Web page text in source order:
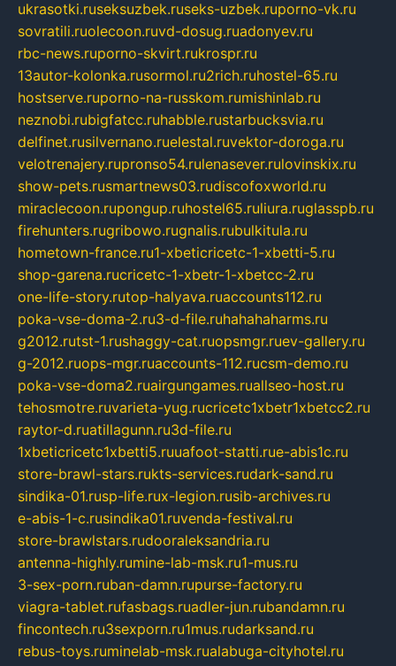
ukrasotki.ruseksuzbek.ruseks-uzbek.ruporno-vk.ru
sovratili.ruolecoon.ruvd-dosug.ruadonyev.ru
rbc-news.ruporno-skvirt.rukrospr.ru
13autor-kolonka.rusormol.ru2rich.ruhostel-65.ru
hostserve.ruporno-na-russkom.rumishinlab.ru
neznobi.rubigfatcc.ruhabble.rustarbucksvia.ru
delfinet.rusilvernano.ruelestal.ruvektor-doroga.ru
velotrenajery.rupronso54.rulenasever.rulovinskix.ru
show-pets.rusmartnews03.rudiscofoxworld.ru
miraclecoon.rupongup.ruhostel65.ruliura.ruglasspb.ru
firehunters.rugribowo.rugnalis.rubulkitula.ru
hometown-france.ru1-xbeticricetc-1-xbetti-5.ru
shop-garena.rucricetc-1-xbetr-1-xbetcc-2.ru
one-life-story.rutop-halyava.ruaccounts112.ru
poka-vse-doma-2.ru3-d-file.ruhahahaharms.ru
g2012.rutst-1.rushaggy-cat.ruopsmgr.ruev-gallery.ru
g-2012.ruops-mgr.ruaccounts-112.rucsm-demo.ru
poka-vse-doma2.ruairgungames.ruallseo-host.ru
tehosmotre.ruvarieta-yug.rucricetc1xbetr1xbetcc2.ru
raytor-d.ruatillagunn.ru3d-file.ru
1xbeticricetc1xbetti5.ruuafoot-statti.rue-abis1c.ru
store-brawl-stars.rukts-services.rudark-sand.ru
sindika-01.rusp-life.rux-legion.rusib-archives.ru
e-abis-1-c.rusindika01.ruvenda-festival.ru
store-brawlstars.rudooraleksandria.ru
antenna-highly.rumine-lab-msk.ru1-mus.ru
3-sex-porn.ruban-damn.rupurse-factory.ru
viagra-tablet.rufasbags.ruadler-jun.rubandamn.ru
fincontech.ru3sexporn.ru1mus.rudarksand.ru
rebus-toys.ruminelab-msk.rualabuga-cityhotel.ru